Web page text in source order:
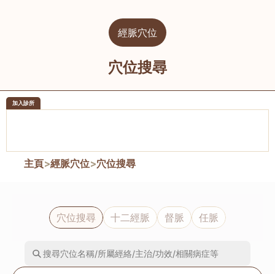
經脈穴位
穴位搜尋
加入診所
主頁>經脈穴位>穴位搜尋
穴位搜尋 十二經脈 督脈 任脈